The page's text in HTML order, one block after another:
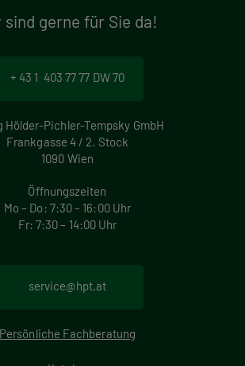
sind gerne für Sie da!
+ 43 1 403 77 77 DW 70
Hölder-Pichler-Tempsky GmbH
Frankgasse 4 / 2. Stock
1090 Wien
Öffnungszeiten
Mo – Do: 7:30 – 16:00 Uhr
Fr: 7:30 – 14:00 Uhr
service@hpt.at
Persönliche Fachberatung